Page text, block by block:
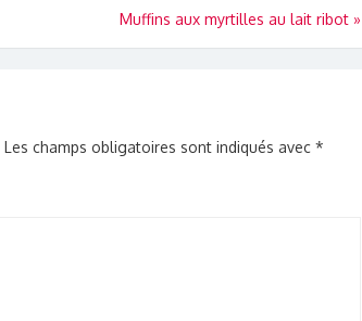
Muffins aux myrtilles au lait ribot »
Les champs obligatoires sont indiqués avec *